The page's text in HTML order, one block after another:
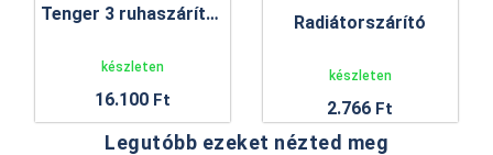
Tenger 3 ruhaszárító állvány
készleten
16.100 Ft
Radiátorszárító
készleten
2.766 Ft
Legutóbb ezeket nézted meg